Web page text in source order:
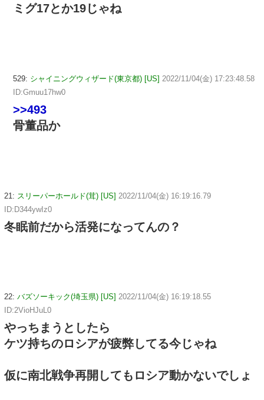
ミグ17とか19じゃね
529: シャイニングウィザード(東京都) [US] 2022/11/04(金) 17:23:48.58
ID:Gmuu17hw0
>>493
骨董品か
21: スリーパーホールド(茸) [US] 2022/11/04(金) 16:19:16.79
ID:D344ywIz0
冬眠前だから活発になってんの？
22: バズソーキック(埼玉県) [US] 2022/11/04(金) 16:19:18.55
ID:2VioHJuL0
やっちまうとしたら
ケツ持ちのロシアが疲弊してる今じゃね
仮に南北戦争再開してもロシア動かないでしょ